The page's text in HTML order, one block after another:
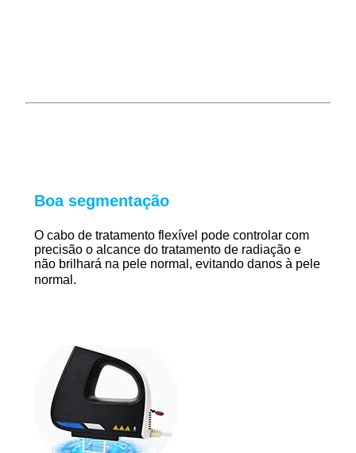
Boa segmentação
O cabo de tratamento flexível pode controlar com
precisão o alcance do tratamento de radiação e
não brilhará na pele normal, evitando danos à pele
normal.